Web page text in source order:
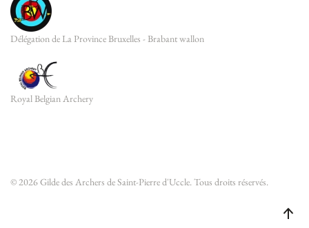
Délégation de La Province Bruxelles - Brabant wallon
Royal Belgian Archery
©2026Gilde des Archers de Saint-Pierre d'Uccle. Tous droits réservés.